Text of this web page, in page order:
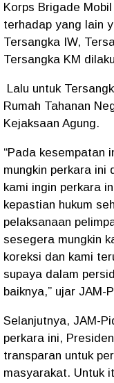
Korps Brigade
terhadap yang lain
Tersangka IW,
Tersangka KM
Lalu untuk
Rumah Tahanan
Kejaksaan Agung.
“Pada kesempatan
mungkin perkara ini
kami ingin perkara
kepastian hukum
pelaksanaan
sesegera mungkin
koreksi dan kami
supaya dalam
baiknya,” ujar JAM-
Selanjutnya, JAM-
perkara ini,
transparan untuk
masyarakat. Untuk